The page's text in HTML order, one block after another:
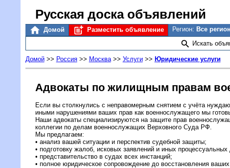
Русская доска объявлений
Домой Разместить объявление Регион: Все
Искать
Домой>> Россия>> Москва>> Услуги>> Юридические услуги
Адвокаты по жилищным правам
Если вы столкнулись с неправомерным снятием с учёта
иными нарушениями ваших прав как военнослужащего мы
Наши адвокаты специализируются на защите прав
коллегии по делам военнослужащих Верховного Суда РФ.
Мы предлагаем:
• анализ вашей ситуации и перспектив судебной защиты;
• подготовку жалоб, исковых заявлений и иных процессуальных
• представительство в судах всех инстанций;
• полное юридическое сопровождение до восстановления